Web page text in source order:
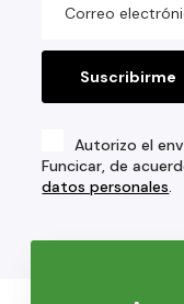
Autorizo el
Funcicar, de
datos personales.